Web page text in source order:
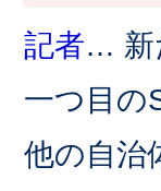
記者… 新
一つ目の
他の自治